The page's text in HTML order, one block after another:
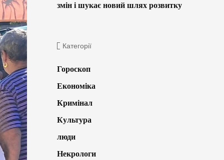
змін і шукає новий шлях розвитку
Категорії
Гороскоп
Економіка
Кримінал
Культура
люди
Некрологи